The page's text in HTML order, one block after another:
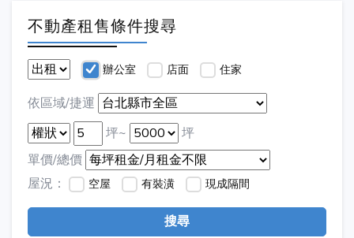
不動產租售條件搜尋
辦公室 店面 住家
依區域/捷運
坪~
坪
單價/總價
屋況：
空屋 有裝潢 現成隔間
搜尋